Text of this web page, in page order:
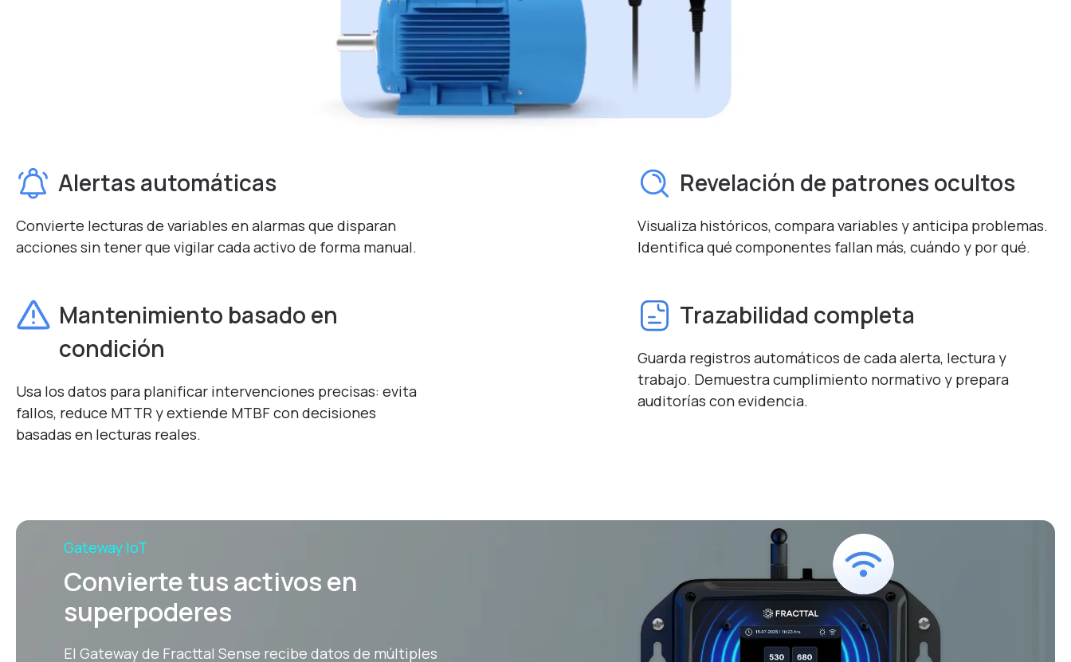
Alertas automáticas
Convierte lecturas de variables en alarmas que disparan
acciones sin tener que vigilar cada activo de forma manual.
Revelación de patrones ocultos
Visualiza históricos, compara variables y anticipa problemas.
Identifica qué componentes fallan más, cuándo y por qué.
Mantenimiento basado en
condición
Usa los datos para planificar intervenciones precisas: evita
fallos, reduce MTTR y extiende MTBF con decisiones
basadas en lecturas reales.
Trazabilidad completa
Guarda registros automáticos de cada alerta, lectura y
trabajo. Demuestra cumplimiento normativo y prepara
auditorías con evidencia.
Gateway IoT
Convierte tus activos en
superpoderes
El Gateway de Fracttal Sense recibe datos de múltiples